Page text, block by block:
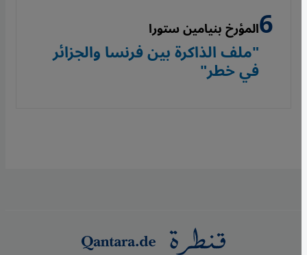
المؤرخ بنيامين ستورا
"ملف الذاكرة بين فرنسا والجزائر
في خطر"